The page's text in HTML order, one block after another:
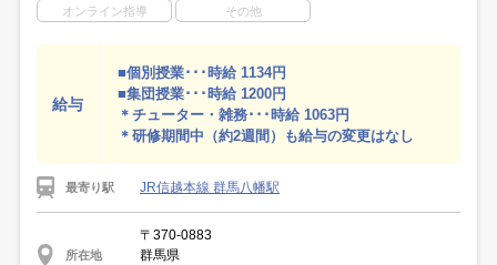
オンライン指導 その他
給与
■個別授業･･･時給 1134円
■集団授業･･･時給 1200円
＊チューター・雑務･･･時給 1063円
＊研修期間中（約2週間）も給与の変更はなし
最寄り駅 JR信越本線 群馬八幡駅
所在地
〒370-0883
群馬県